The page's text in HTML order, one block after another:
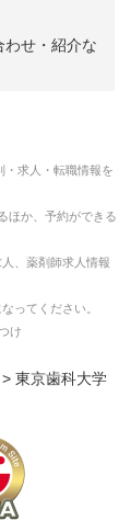
せ・紹介な
・求人・転職情報を
ほか、予約ができる
、薬剤師求人情報
ってください。
け
> 東京歯科大学